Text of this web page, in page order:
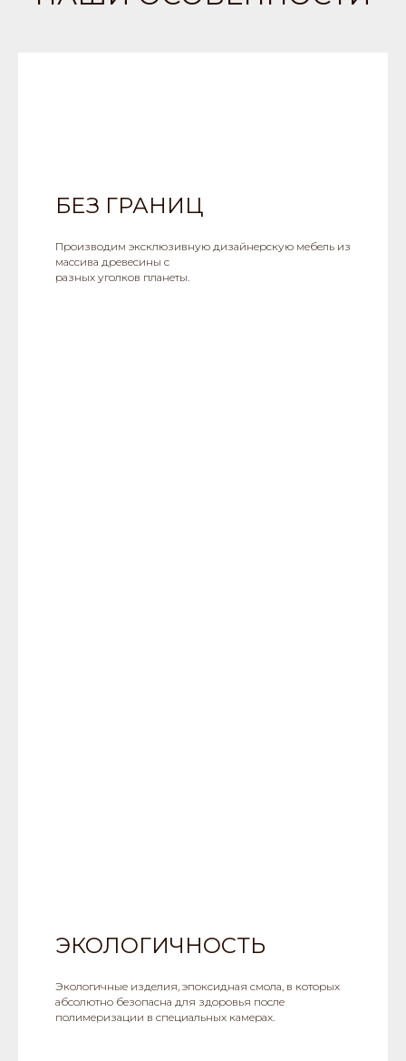
БЕЗ ГРАНИЦ
Производим эксклюзивную дизайнерскую мебель из
массива древесины с
разных уголков планеты.
ЭКОЛОГИЧНОСТЬ
Экологичные изделия, эпоксидная смола, в которых
абсолютно безопасна для здоровья после
полимеризации в специальных камерах.